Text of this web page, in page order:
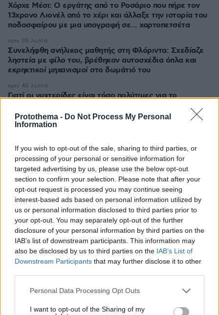
Protothema - Do Not Process My Personal
Information
If you wish to opt-out of the sale, sharing to third parties, or
processing of your personal or sensitive information for
targeted advertising by us, please use the below opt-out
section to confirm your selection. Please note that after your
opt-out request is processed you may continue seeing
interest-based ads based on personal information utilized by
us or personal information disclosed to third parties prior to
your opt-out. You may separately opt-out of the further
disclosure of your personal information by third parties on the
IAB’s list of downstream participants. This information may
also be disclosed by us to third parties on the IAB’s List of
Downstream Participants that may further disclose it to other
Please note that this website/app uses one or more Google
not limited to your visit or usage behaviour. You may click to
Personal Data Processing Opt Outs
I want to opt-out of the Sharing of my
Χόρχε Μέσι: Ο εργάτης από το Ροσάριο που πήρε τον
13χρονο Λιονέλ από το χέρι και άλλαξε την ιστορία του
ποδοσφαίρου με μια υπογραφή σε... χαρτοπετσέτα
Συνελήφθη ανήλικος μαθητής στη Φλόριντα: Σχεδίαζε
ληστεία με φίλο του, βρέθηκαν αυτοσχέδια όπλα και
εκρηκτικοί μηχανισμοί στο δωμάτιό του
πριν 38 λεπτά
Γιατί οι νυχτερίδες είναι τόσο πολύτιμες για το
πριν 40 λεπτά
πριν 44 λεπτά
Κίνα: Σήκωσαν τσιμεντένιο μπλοκ 1.540 τόνων για νέο
λιμενικό έργο – Θα κατασκευαστούν 75 για έως 72
πλοία
πριν μία ώρα
ΔΕΙΤΕ ΟΛΕΣ ΤΙΣ ΕΙΔΗΣΕΙΣ
ΤΑ ΠΙΟ ΔΗΜΟΦΙΛΗ